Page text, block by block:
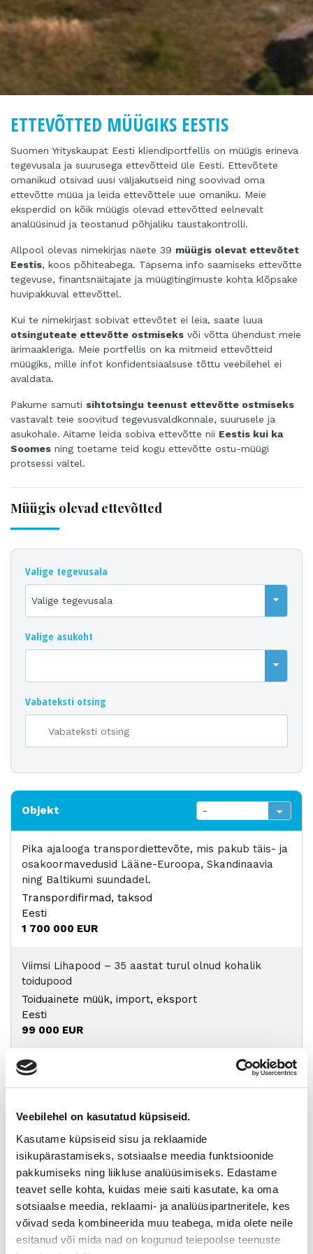
Veebilehel on kasutatud küpsiseid.
Kasutame küpsiseid sisu ja reklaamide
isikupärastamiseks, sotsiaalse meedia funktsioonide
pakkumiseks ning liikluse analüüsimiseks. Edastame
teavet selle kohta, kuidas meie saiti kasutate, ka oma
sotsiaalse meedia, reklaami- ja analüüsipartneritele, kes
võivad seda kombineerida muu teabega, mida olete neile
esitanud või mida nad on kogunud teiepoolse teenuste
ETTEVÕTTED MÜÜGIKS EESTIS
Suomen Yrityskaupat Eesti kliendiportfellis on müügis erineva
tegevusala ja suurusega ettevõtteid üle Eesti. Ettevõtete
omanikud otsivad uusi väljakutseid ning soovivad oma
ettevõtte müüa ja leida ettevõttele uue omaniku. Meie
eksperdid on kõik müügis olevad ettevõtted eelnevalt
analüüsinud ja teostanud põhjaliku taustakontrolli.
Allpool olevas nimekirjas näete 39 müügis olevat ettevõtet
Eestis, koos põhiteabega. Täpsema info saamiseks ettevõtte
tegevuse, finantsnäitajate ja müügitingimuste kohta klõpsake
huvipakkuval ettevõttel.
Kui te nimekirjast sobivat ettevõtet ei leia, saate luua
otsinguteate ettevõtte ostmiseks või võtta ühendust meie
ärimaakleriga. Meie portfellis on ka mitmeid ettevõtteid
müügiks, mille infot konfidentsiaalsuse tõttu veebilehel ei
avaldata.
Pakume samuti sihtotsingu teenust ettevõtte ostmiseks
vastavalt teie soovitud tegevusvaldkonnale, suurusele ja
asukohale. Aitame leida sobiva ettevõtte nii Eestis kui ka
Soomes ning toetame teid kogu ettevõtte ostu-müügi
protsessi vältel.
Müügis olevad ettevõtted
Valige tegevusala
Valige asukoht
Vabateksti otsing
Objekt
Pika ajalooga transpordiettevõte, mis pakub täis- ja
osakoormavedusid Lääne-Euroopa, Skandinaavia
ning Baltikumi suundadel.
Transpordifirmad, taksod
Eesti
1 700 000 EUR
Viimsi Lihapood – 35 aastat turul olnud kohalik
toidupood
Toiduainete müük, import, eksport
Eesti
99 000 EUR
Eesti moebränd, mis pakub kvaliteetseid ja
Eesti
Tugeva turupositsiooniga 3D printimise ja
seadmetega tegelev ettevõte
Kummi- ja plasttoodete tootmine
Eesti
Pakkumiste alusel